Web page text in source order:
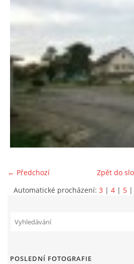
← Předchozí
Zpět do
Automatické procházení: 3 | 4 | 5 |
POSLEDNÍ FOTOGRAFIE